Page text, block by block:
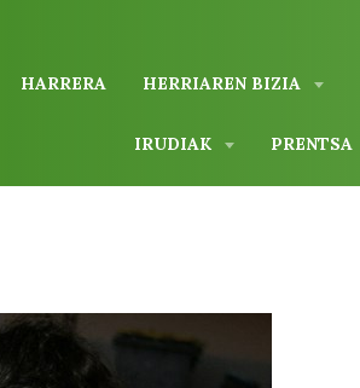
HARRERA HERRIAREN BIZIA
IRUDIAK PRENTSA